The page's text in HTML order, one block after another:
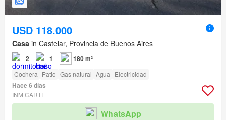
USD 118.000
Casa in Castelar, Provincia de Buenos Aires
2 1 180 m²
Cochera Patio Gas natural Agua Electricidad
Hace 6 días
INM CARTE
WhatsApp